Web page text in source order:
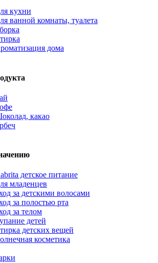
кухни
ванной комнаты, туалета
дома
какао
детское питание
младенцев
за детскими волосами
за полостью рта
за телом
детей
детских вещей
косметика